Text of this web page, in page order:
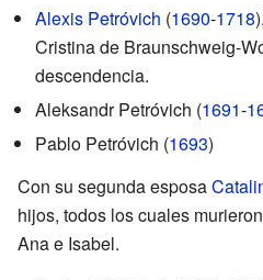
Alexis Petróvich (1690-1718
Cristina de Braunschweig-
descendencia.
Aleksandr Petróvich (1691-
Pablo Petróvich (1693)
Con su segunda esposa
hijos, todos los cuales
Ana e Isabel.